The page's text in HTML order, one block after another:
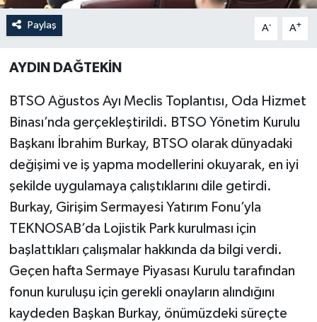
Paylaş A- A+
AYDIN DAĞTEKİN
BTSO Ağustos Ayı Meclis Toplantısı, Oda Hizmet
Binası’nda gerçekleştirildi. BTSO Yönetim Kurulu
Başkanı İbrahim Burkay, BTSO olarak dünyadaki
değişimi ve iş yapma modellerini okuyarak, en iyi
şekilde uygulamaya çalıştıklarını dile getirdi.
Burkay, Girişim Sermayesi Yatırım Fonu’yla
TEKNOSAB’da Lojistik Park kurulması için
başlattıkları çalışmalar hakkında da bilgi verdi.
Geçen hafta Sermaye Piyasası Kurulu tarafından
fonun kuruluşu için gerekli onayların alındığını
kaydeden Başkan Burkay, önümüzdeki süreçte